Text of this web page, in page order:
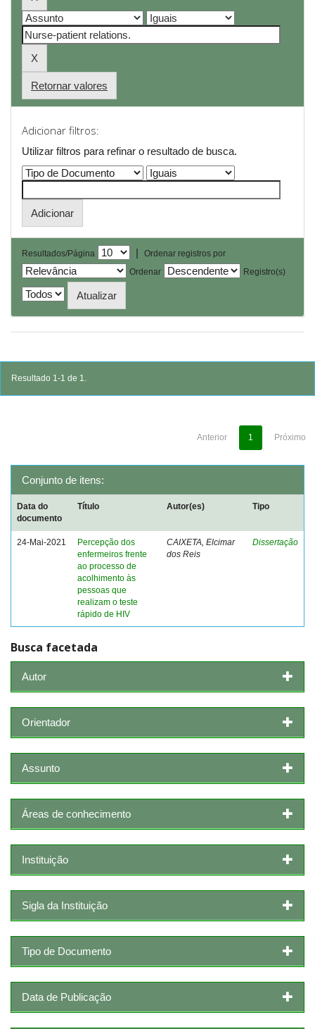
Retornar valores
Adicionar filtros:
Utilizar filtros para refinar o resultado de busca.
Resultados/Página |
Ordenar registros por
Ordenar
Registro(s)
Resultado 1-1 de 1.
Anterior 1 Próximo
Conjunto de itens:
Data do
documento
Título Autor(es) Tipo
24-Mai-2021
Percepção dos
enfermeiros frente
ao processo de
acolhimento às
pessoas que
realizam o teste
rápido de HIV
CAIXETA, Elcimar
dos Reis
Dissertação
Busca facetada
Autor
Orientador
Assunto
Áreas de conhecimento
Instituição
Sigla da Instituição
Tipo de Documento
Data de Publicação